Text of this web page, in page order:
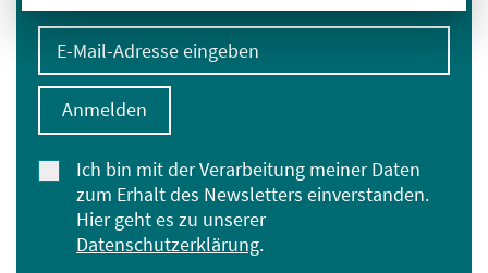
E-Mail-Adresse eingeben
Ich bin mit der Verarbeitung meiner Daten
zum Erhalt des Newsletters einverstanden.
Hier geht es zu unserer
Datenschutzerklärung.
Anmelden